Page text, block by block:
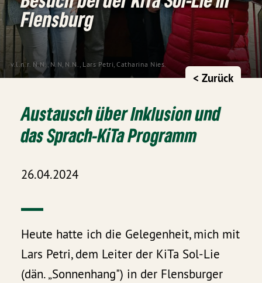
v.l.n.r. N.N., N.N, N.N., Lars Petri, Catharina Nies.
Flensburg
< Zurück
Austausch über Inklusion und
das Sprach-KiTa Programm
26.04.2024
Heute hatte ich die Gelegenheit, mich mit
Lars Petri, dem Leiter der KiTa Sol-Lie
(dän. „Sonnenhang") in der Flensburger